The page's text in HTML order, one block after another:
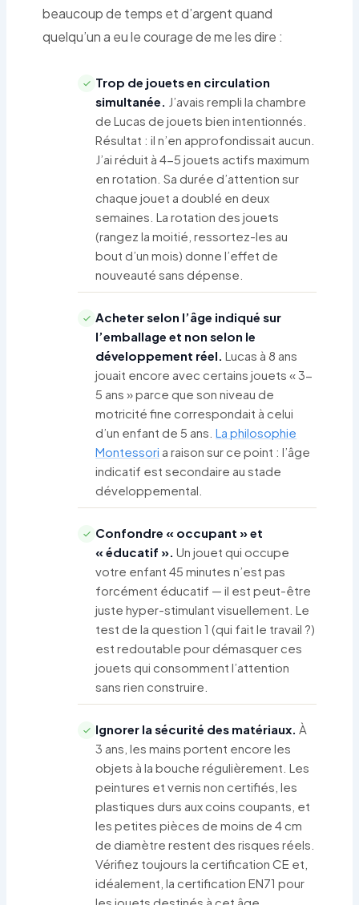
beaucoup de temps et d’argent quand
quelqu’un a eu le courage de me les dire :
Trop de jouets en circulation
simultanée. J’avais rempli la chambre
de Lucas de jouets bien intentionnés.
Résultat : il n’en approfondissait aucun.
J’ai réduit à 4-5 jouets actifs maximum
en rotation. Sa durée d’attention sur
chaque jouet a doublé en deux
semaines. La rotation des jouets
(rangez la moitié, ressortez-les au
bout d’un mois) donne l’effet de
nouveauté sans dépense.
Acheter selon l’âge indiqué sur
l’emballage et non selon le
développement réel. Lucas à 8 ans
jouait encore avec certains jouets « 3-
5 ans » parce que son niveau de
motricité fine correspondait à celui
d’un enfant de 5 ans.La philosophie
Montessori a raison sur ce point : l’âge
indicatif est secondaire au stade
développemental.
Confondre « occupant » et
« éducatif ». Un jouet qui occupe
votre enfant 45 minutes n’est pas
forcément éducatif — il est peut-être
juste hyper-stimulant visuellement. Le
test de la question 1 (qui fait le travail ?)
est redoutable pour démasquer ces
jouets qui consomment l’attention
sans rien construire.
Ignorer la sécurité des matériaux. À
3 ans, les mains portent encore les
objets à la bouche régulièrement. Les
peintures et vernis non certifiés, les
plastiques durs aux coins coupants, et
les petites pièces de moins de 4 cm
de diamètre restent des risques réels.
Vérifiez toujours la certification CE et,
idéalement, la certification EN71 pour